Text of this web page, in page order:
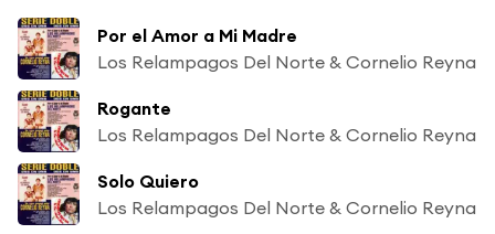
Por el Amor a Mi Madre
Los Relampagos Del Norte & Cornelio Reyna
Rogante
Los Relampagos Del Norte & Cornelio Reyna
Solo Quiero
Los Relampagos Del Norte & Cornelio Reyna